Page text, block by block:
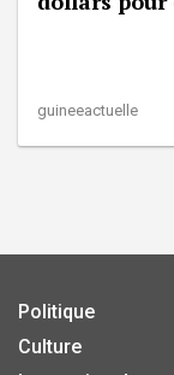
guineeactuelle
Politique
Culture